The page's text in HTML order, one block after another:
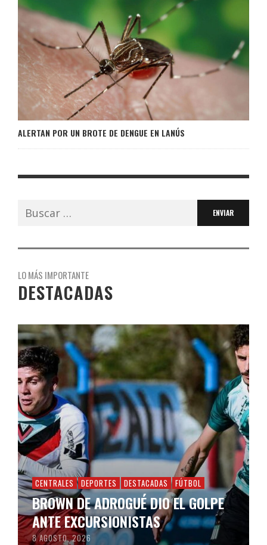
ALERTAN POR UN BROTE DE DENGUE EN LANÚS
Buscar:
LO MÁS IMPORTANTE
DESTACADAS
CENTRALES DEPORTES DESTACADAS FÚTBOL
BROWN DE ADROGUÉ DIO EL GOLPE
ANTE EXCURSIONISTAS
8 AGOSTO, 2026